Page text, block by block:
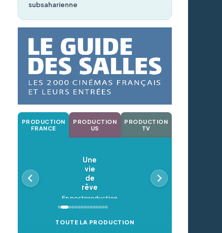
subsaharienne
PRODUCTION
FRANCE
PRODUCTION
US
PRODUCTION
TV
Une
vie
de
rêve
En postproduction
TOUTE LA PRODUCTION